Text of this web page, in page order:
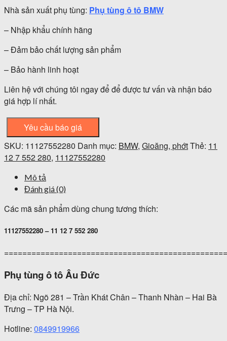
Nhà sản xuất phụ tùng: Phụ tùng ô tô BMW
– Nhập khẩu chính hãng
– Đảm bảo chất lượng sản phẩm
– Bảo hành linh hoạt
Liên hệ với chúng tôi ngay để để được tư vấn và nhận báo
giá hợp lí nhất.
Yêu cầu báo giá
SKU: 11127552280 Danh mục: BMW, Gioăng, phớtThẻ: 11
12 7 552 280, 11127552280
Mô tả
Đánh giá (0)
Các mã sản phẩm dùng chung tương thích:
11127552280 – 11 12 7 552 280
Phụ tùng ô tô Âu Đức
Địa chỉ: Ngõ 281 – Trần Khát Chân – Thanh Nhàn – Hai Bà
Trưng – TP Hà Nội.
Hotline: 0849919966